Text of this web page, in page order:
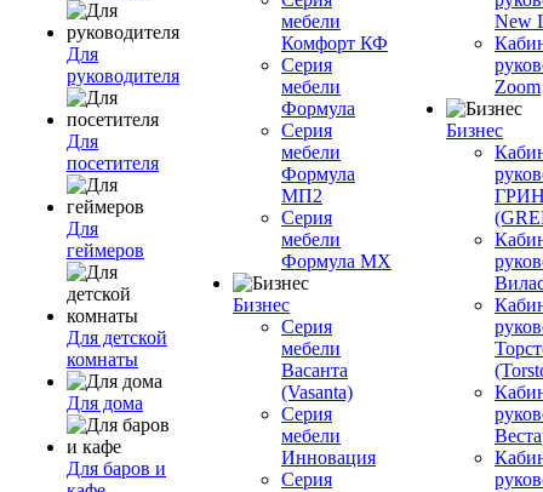
Для
руководителя
Для
посетителя
Для
геймеров
Для детской
комнаты
Для дома
Для баров и
мебели
Комфорт КФ
Серия
мебели
Формула
Серия
мебели
Формула
МП2
Серия
мебели
Формула МХ
Бизнес
Серия
мебели
Васанта
(Vasanta)
Серия
мебели
Инновация
Серия
New
Zoom
Бизнес